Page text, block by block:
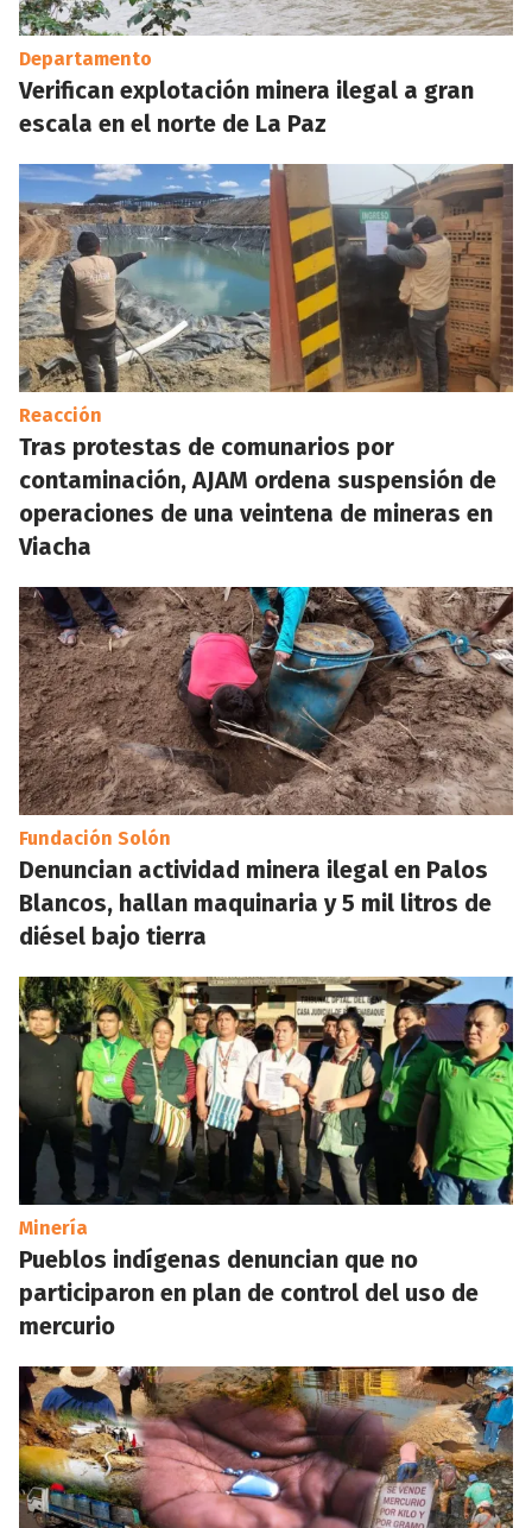
Departamento
Verifican explotación minera ilegal a gran
escala en el norte de La Paz
Reacción
Tras protestas de comunarios por
contaminación, AJAM ordena suspensión de
operaciones de una veintena de mineras en
Viacha
Fundación Solón
Denuncian actividad minera ilegal en Palos
Blancos, hallan maquinaria y 5 mil litros de
diésel bajo tierra
Minería
Pueblos indígenas denuncian que no
participaron en plan de control del uso de
mercurio